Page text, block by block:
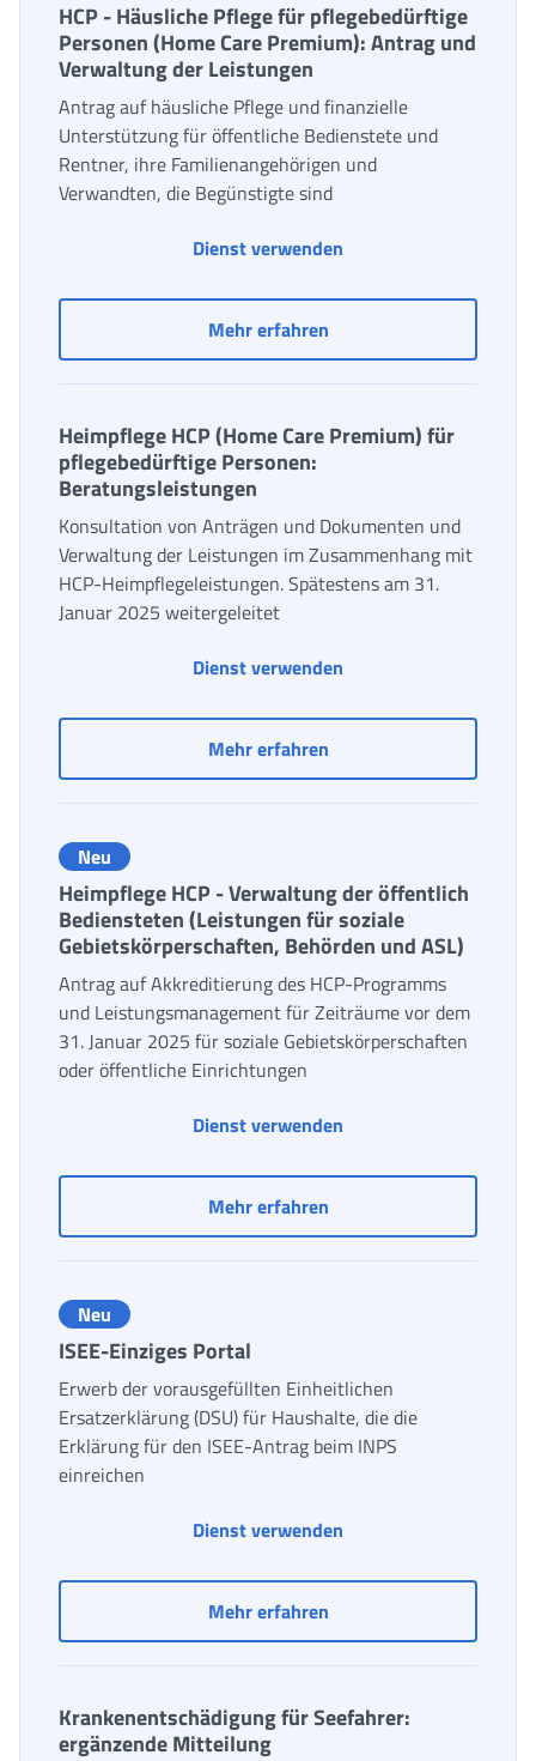
HCP - Häusliche Pflege für pflegebedürftige
Personen (Home Care Premium): Antrag und
Verwaltung der Leistungen
Antrag auf häusliche Pflege und finanzielle
Unterstützung für öffentliche Bedienstete und
Rentner, ihre Familienangehörigen und
Verwandten, die Begünstigte sind
Dienst verwenden
Mehr erfahrenHCP - Häusliche Pflege
Heimpflege HCP (Home Care Premium) für
pflegebedürftige Personen:
Beratungsleistungen
Konsultation von Anträgen und Dokumenten und
Verwaltung der Leistungen im Zusammenhang mit
HCP-Heimpflegeleistungen. Spätestens am 31.
Januar 2025 weitergeleitet
Dienst verwenden
Mehr erfahrenHeimpflege HCP
Neu
Heimpflege HCP - Verwaltung der öffentlich
Bediensteten (Leistungen für soziale
Gebietskörperschaften, Behörden und ASL)
Antrag auf Akkreditierung des HCP-Programms
und Leistungsmanagement für Zeiträume vor dem
31. Januar 2025 für soziale Gebietskörperschaften
oder öffentliche Einrichtungen
Dienst verwenden
Mehr erfahrenHeimpflege HCP -
Neu
ISEE-Einziges Portal
Erwerb der vorausgefüllten Einheitlichen
Ersatzerklärung (DSU) für Haushalte, die die
Erklärung für den ISEE-Antrag beim INPS
einreichen
Dienst verwenden
Mehr erfahrenISEE-Einziges Portal
Krankenentschädigung für Seefahrer:
ergänzende Mitteilung